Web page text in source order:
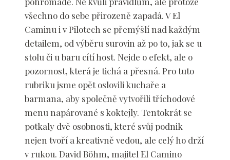
všechno do sebe přirozeně zapadá. V El
Caminu i v Pilotech se přemýšlí nad každým
detailem, od výběru surovin až po to, jak se u
stolu či u baru cítí host. Nejde o efekt, ale o
pozornost, která je tichá a přesná. Pro tuto
rubriku jsme opět oslovili kuchaře a
barmana, aby společně vytvořili tříchodové
menu napárované s koktejly. Tentokrát se
potkaly dvě osobnosti, které svůj podnik
nejen tvoří a kreativně vedou, ale celý ho drží
v rukou. David Böhm, majitel El Camino